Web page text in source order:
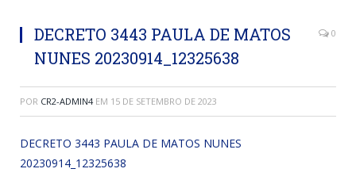
DECRETO 3443 PAULA DE MATOS
NUNES 20230914_12325638
0
POR CR2-ADMIN4 EM 15 DE SETEMBRO DE 2023
DECRETO 3443 PAULA DE MATOS NUNES
20230914_12325638